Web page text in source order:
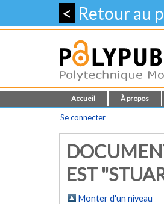
< Retour au
Accueil À propos
Se connecter
EST "
Monter d'un niveau